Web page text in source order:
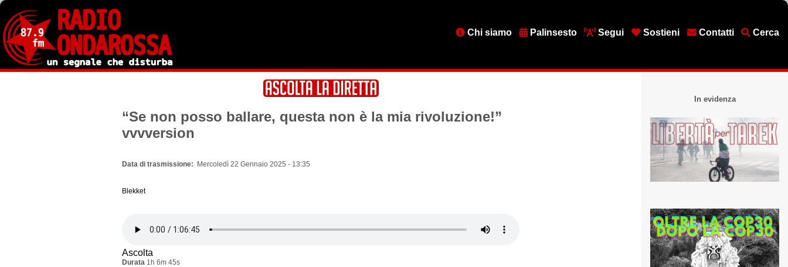
Salta
contenuto
principale
MenuChi siamo Palinsesto Segui Sostieni Contatti Cerca
“Se non posso ballare, questa non è la mia rivoluzione!”
vvvversion
Data di trasmissione Mercoledì 22 Gennaio 2025 - 13:35
Blekket
Ascolta
Durata 1h 6m 45s
In evidenza